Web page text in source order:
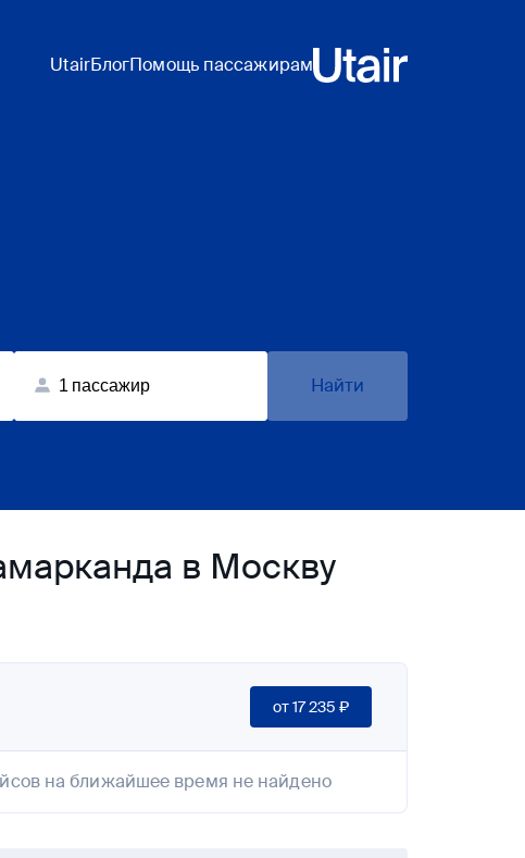
UtairБлогПомощь пассажирам
1 пассажир Найти
в Москву
от17 235 ₽
на ближайшее время не найдено